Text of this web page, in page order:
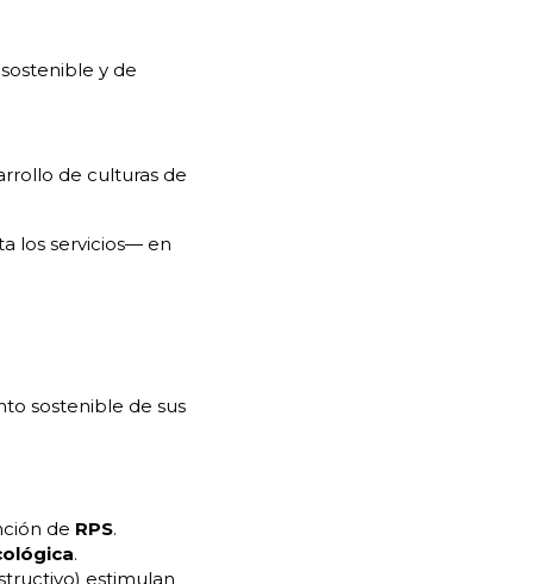
y de
de culturas de
los servicios— en
sostenible de sus
de RPS.
.
estimulan